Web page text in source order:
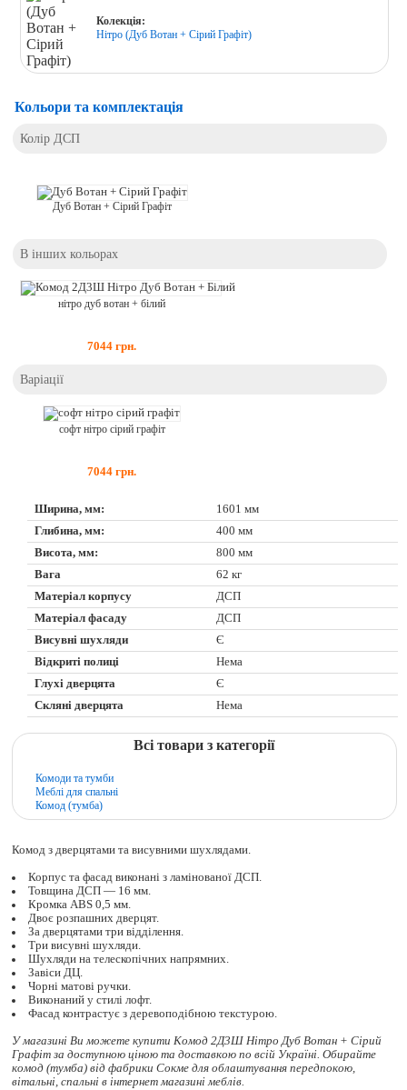
Колекція:
Нітро (Дуб Вотан + Сірий Графіт)
Кольори та комплектація
Колір ДСП
Дуб Вотан + Сірий Графіт
В інших кольорах
нітро дуб вотан + білий
7044 грн.
Варіації
софт нітро сірий графіт
7044 грн.
Ширина, мм:
1601 мм
Глибина, мм:
400 мм
Висота, мм:
800 мм
Вага
62 кг
Матеріал корпусу
ДСП
Матеріал фасаду
ДСП
Висувні шухляди
Є
Відкриті полиці
Нема
Глухі дверцята
Є
Скляні дверцята
Нема
Всі товари з категорії
Комоди та тумби
Меблі для спальні
Комод (тумба)
Комод з дверцятами та висувними шухлядами.
Корпус та фасад виконані з ламінованої ДСП.
Товщина ДСП — 16 мм.
Кромка ABS 0,5 мм.
Двоє розпашних дверцят.
За дверцятами три відділення.
Три висувні шухляди.
Шухляди на телескопічних напрямних.
Завіси ДЦ.
Чорні матові ручки.
Виконаний у стилі лофт.
Фасад контрастує з деревоподібною текстурою.
У магазині Ви можете купити Комод 2Д3Ш Нітро Дуб Вотан + Сірий
Графіт за доступною ціною та доставкою по всій Україні. Обирайте
комод (тумба)від фабрики Сокме для облаштування передпокою,
вітальні, спальні в інтернет магазині меблів.